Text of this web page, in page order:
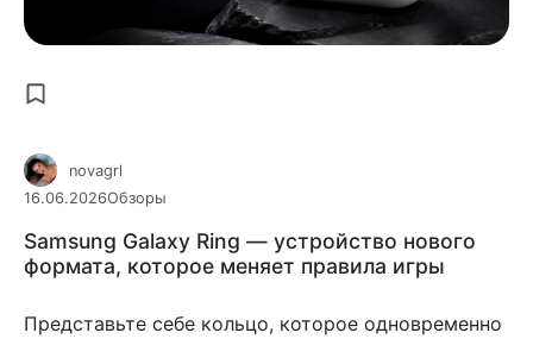
novagrl
16.06.2026Обзоры
Samsung Galaxy Ring — устройство нового
формата, которое меняет правила игры
Представьте себе кольцо, которое одновременно